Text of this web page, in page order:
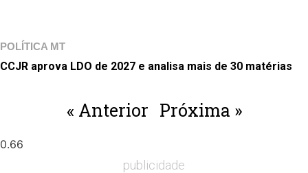
POLÍTICA MT
CCJR aprova LDO de 2027 e analisa mais de 30 matérias
« Anterior Próxima »
publicidade